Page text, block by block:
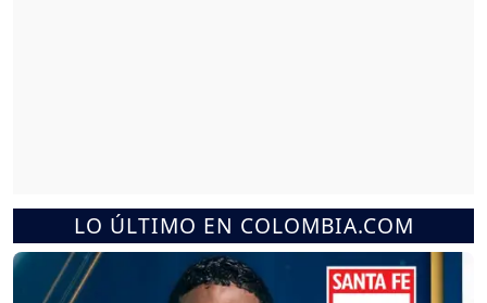
LO ÚLTIMO EN COLOMBIA.COM